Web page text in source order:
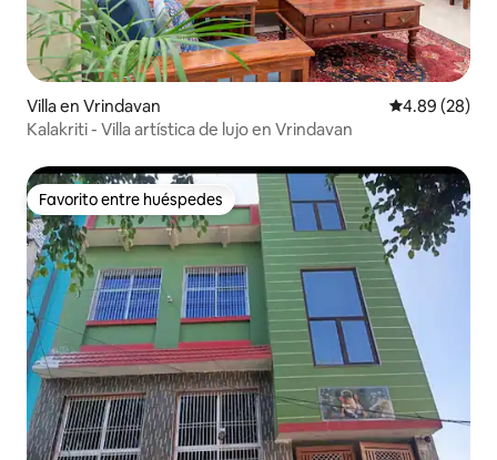
Villa en Vrindavan Calificación
4.89 (28)
Kalakriti - Villa artística de lujo en Vrindavan
Favorito entre huéspedes
Favorito entre huéspedes